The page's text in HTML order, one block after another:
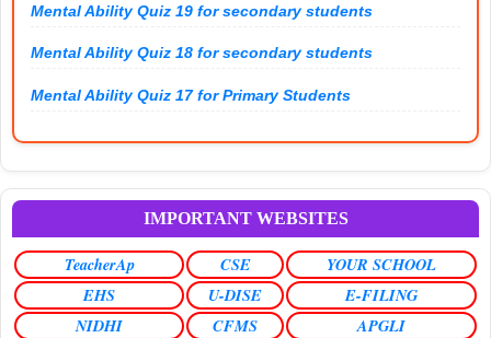
Mental Ability Quiz 19 for secondary students
Mental Ability Quiz 18 for secondary students
Mental Ability Quiz 17 for Primary Students
IMPORTANT WEBSITES
TeacherAp CSE
YOUR SCHOOL
EHS
U-DISE
E-FILING
NIDHI
CFMS
APGLI